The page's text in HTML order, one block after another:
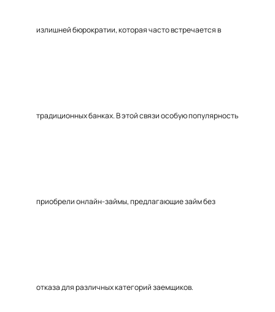
излишней бюрократии, которая часто встречается в
традиционных банках. В этой связи особую популярность
приобрели онлайн-займы, предлагающие займ без
отказа для различных категорий заемщиков.